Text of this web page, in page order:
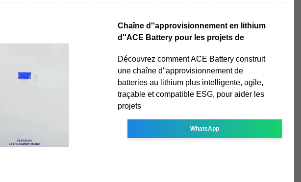
Chaîne d''approvisionnement en lithium
d''ACE Battery pour les projets de
Découvrez comment ACE Battery construit
une chaîne d''approvisionnement de
batteries au lithium plus intelligente, agile,
traçable et compatible ESG, pour aider les
projets
WhatsApp